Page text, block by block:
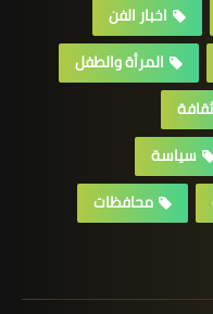
اخبار الفن
المرأة والطفل
ثقافة
سياسة
محافظات